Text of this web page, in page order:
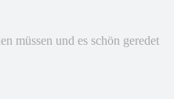
müssen und es schön geredet